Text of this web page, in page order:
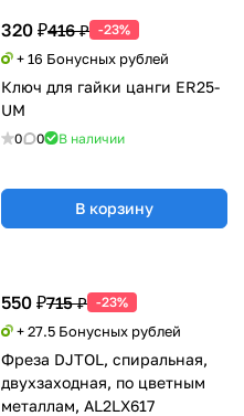
320 ₽416 ₽ -23%
+ 16 Бонусных рублей
Ключ для гайки цанги ER25-
UM
0 0 В наличии
В корзину
550 ₽715 ₽ -23%
+ 27.5 Бонусных рублей
Фреза DJTOL, спиральная,
двухзаходная, по цветным
металлам, AL2LX617